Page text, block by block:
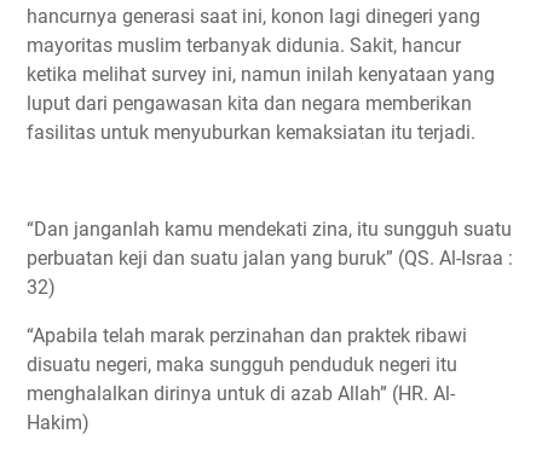
hancurnya generasi saat ini, konon lagi dinegeri yang
mayoritas muslim terbanyak didunia. Sakit, hancur
ketika melihat survey ini, namun inilah kenyataan yang
luput dari pengawasan kita dan negara memberikan
fasilitas untuk menyuburkan kemaksiatan itu terjadi.
“Dan janganlah kamu mendekati zina, itu sungguh suatu
perbuatan keji dan suatu jalan yang buruk” (QS. Al-Israa :
32)
“Apabila telah marak perzinahan dan praktek ribawi
disuatu negeri, maka sungguh penduduk negeri itu
menghalalkan dirinya untuk di azab Allah” (HR. Al-
Hakim)